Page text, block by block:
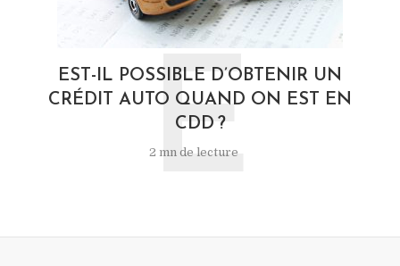
EST-IL POSSIBLE D’OBTENIR UN
CRÉDIT AUTO QUAND ON EST EN
CDD ?
2 mn de lecture
E